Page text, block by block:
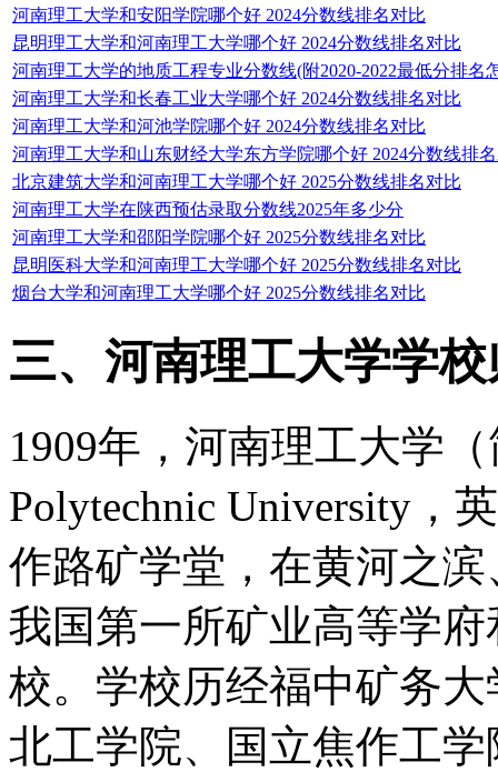
河南理工大学和安阳学院哪个好 2024分数线排名对比
昆明理工大学和河南理工大学哪个好 2024分数线排名对比
河南理工大学的地质工程专业分数线(附2020-2022最低分排名
河南理工大学和长春工业大学哪个好 2024分数线排名对比
河南理工大学和河池学院哪个好 2024分数线排名对比
河南理工大学和山东财经大学东方学院哪个好 2024分数线排
北京建筑大学和河南理工大学哪个好 2025分数线排名对比
河南理工大学在陕西预估录取分数线2025年多少分
河南理工大学和邵阳学院哪个好 2025分数线排名对比
昆明医科大学和河南理工大学哪个好 2025分数线排名对比
烟台大学和河南理工大学哪个好 2025分数线排名对比
三、河南理工大学学
1909年，河南理工大学
Polytechnic University，
作路矿学堂，在黄河之
我国第一所矿业高等学
校。学校历经福中矿务
北工学院、国立焦作工